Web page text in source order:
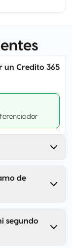
un Credito 365
de
segundo